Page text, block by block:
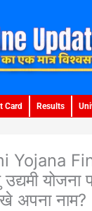
Card Results
Yojana
योजना
अपना नाम?